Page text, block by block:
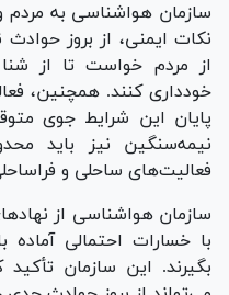
سازمان هواشناسی به مردم
نکات ایمنی، از بروز حوادث
از مردم خواست تا از
خودداری کنند. همچنین،
پایان این شرایط جوی
نیمه‌سنگین نیز باید
فعالیت‌های ساحلی و
سازمان هواشناسی از
با خسارات احتمالی آماده
بگیرند. این سازمان